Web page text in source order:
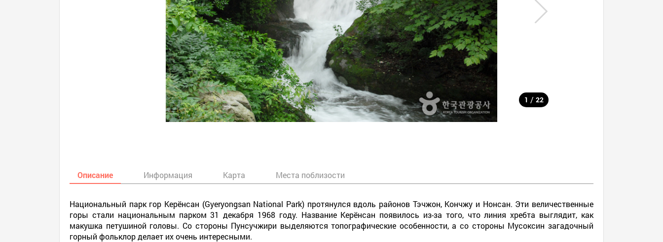
1 / 22
Описание Информация Карта Места поблизости
Национальный парк гор Керёнсан (Gyeryongsan National Park) протянулся вдоль районов Тэчжон, Кончжу и Нонсан. Эти величественные
горы стали национальным парком 31 декабря 1968 году. Название Керёнсан появилось из-за того, что линия хребта выглядит, как
макушка петушиной головы. Со стороны Пунсучжири выделяются топографические особенности, а со стороны Мусоксин загадочный
горный фольклор делает их очень интересными.